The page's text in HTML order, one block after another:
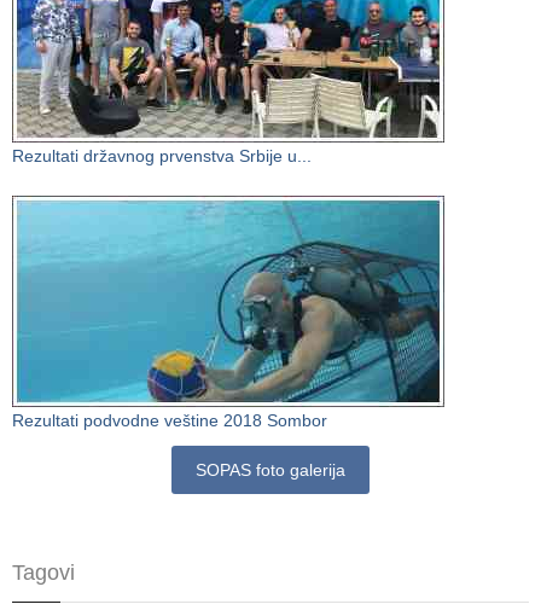
Rezultati državnog prvenstva Srbije u...
Rezultati podvodne veštine 2018 Sombor
SOPAS foto galerija
Tagovi